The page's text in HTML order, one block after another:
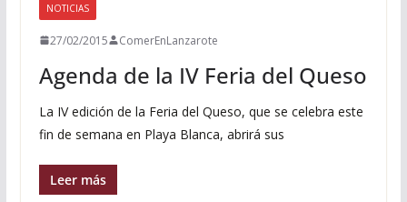
NOTICIAS
27/02/2015 ComerEnLanzarote
Agenda de la IV Feria del Queso
La IV edición de la Feria del Queso, que se celebra este
fin de semana en Playa Blanca, abrirá sus
Leer más